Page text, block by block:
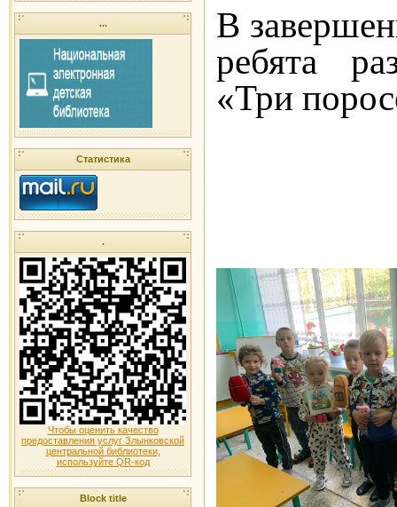
...
Статистика
.
Чтобы оценить качество
предоставления услуг Злынковской
центральной библиотеки,
используйте QR-код
Block title
В
ребята
«Три